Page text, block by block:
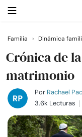
Buscar
Casarse
Relaciones
Familia › Dinámica
Crónica de
matrimonio
Por Rachael
3.6k Lecturas